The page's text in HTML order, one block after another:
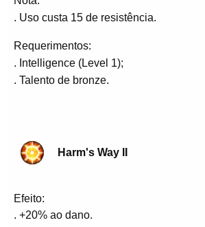
. Uso custa 15 de resistência.
Requerimentos:
. Intelligence (Level 1);
. Talento de bronze.
Harm's Way II
Efeito:
. +20% ao dano.